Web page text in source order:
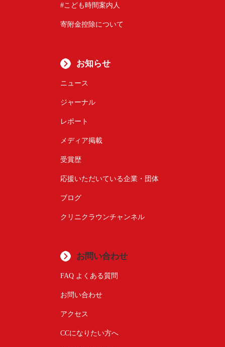
#こども時間案内人
寄附金控除について
お知らせ
ニュース
ジャーナル
レポート
メディア掲載
受賞歴
応援いただいている企業・団体
ブログ
クリニクラウンチャンネル
お問い合わせ
FAQ よくある質問
お問い合わせ
アクセス
CCになりたい方へ